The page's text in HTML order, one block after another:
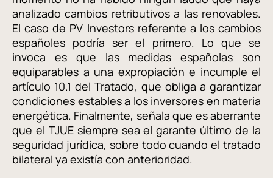
analizado cambios retributivos a las renovables.
El caso de PV Investors referente a los cambios
españoles podría ser el primero. Lo que se
invoca es que las medidas españolas son
equiparables a una expropiación e incumple el
artículo 10.1 del Tratado, que obliga a garantizar
condiciones estables a los inversores en materia
energética. Finalmente, señala que es aberrante
que el TJUE siempre sea el garante último de la
seguridad jurídica, sobre todo cuando el tratado
bilateral ya existía con anterioridad.